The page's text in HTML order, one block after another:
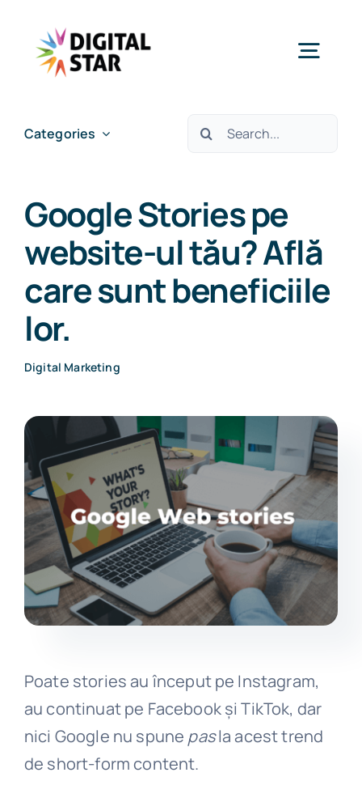
content
Insights & News
About Us
Get in touch
Categories Cautare...
Google Stories pe
website-ul tău? Află
care sunt beneficiile
lor.
Digital Marketing
Poate stories au început pe Instagram,
au continuat pe Facebook și TikTok, dar
nici Google nu spune pasla acest trend
de short-form content.
WebStories